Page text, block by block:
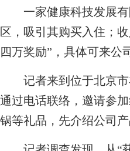
一家健康科技发展有
区，吸引其购买入住；
四万奖励”，具体可来公
记者来到位于北京市
通过电话联络，邀请参
锅等礼品，先介绍公司